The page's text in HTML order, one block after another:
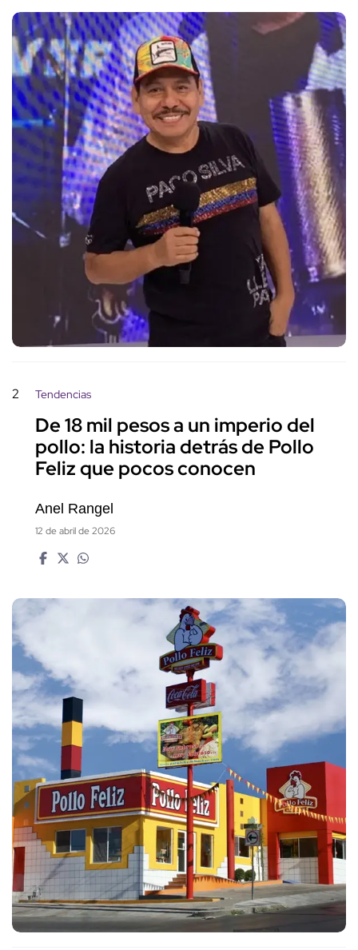
2 Tendencias
De 18 mil pesos a un imperio del
pollo: la historia detrás de Pollo
Feliz que pocos conocen
Anel Rangel
12 de abril de 2026